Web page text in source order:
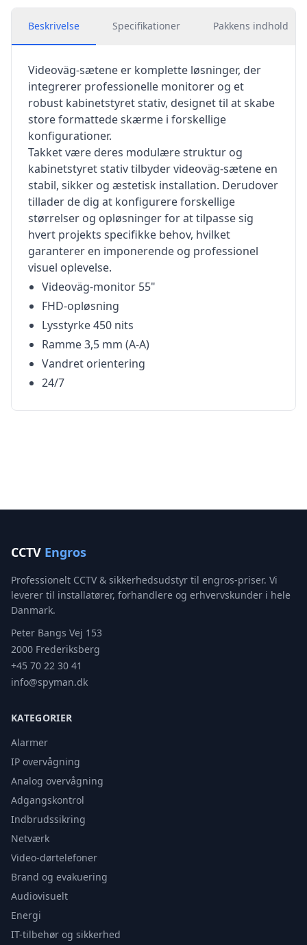
Beskrivelse Specifikationer Pakkens indhold
Videoväg-sætene er komplette løsninger, der
integrerer professionelle monitorer og et
robust kabinetstyret stativ, designet til at skabe
store formattede skærme i forskellige
konfigurationer.
Takket være deres modulære struktur og
kabinetstyret stativ tilbyder videoväg-sætene en
stabil, sikker og æstetisk installation. Derudover
tillader de dig at konfigurere forskellige
størrelser og opløsninger for at tilpasse sig
hvert projekts specifikke behov, hvilket
garanterer en imponerende og professionel
visuel oplevelse.
Videoväg-monitor 55"
FHD-opløsning
Lysstyrke 450 nits
Ramme 3,5 mm (A-A)
Vandret orientering
24/7
CCTV Engros
Professionelt CCTV & sikkerhedsudstyr til engros-priser. Vi
leverer til installatører, forhandlere og erhvervskunder i hele
Danmark.
Peter Bangs Vej 153
2000 Frederiksberg
+45 70 22 30 41
info@spyman.dk
KATEGORIER
Alarmer
IP overvågning
Analog overvågning
Adgangskontrol
Indbrudssikring
Netværk
Video-dørtelefoner
Brand og evakuering
Audiovisuelt
Energi
IT-tilbehør og sikkerhed